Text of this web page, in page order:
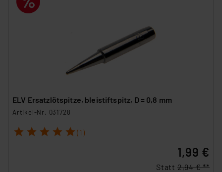
ELV Ersatzlötspitze, bleistiftspitz, D = 0,8 mm
Artikel-Nr. 031728
1 2 3 4 5 (1)
1,99 €
Statt 2,94 € **